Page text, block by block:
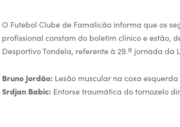
O Futebol Clube de Famalicão informa que os
profissional constam do boletim clínico e estão,
Desportivo Tondela, referente à 29.ª jornada da
Bruno Jordão: Lesão muscular na coxa esquerda
Srdjan Babic: Entorse traumática do tornozelo